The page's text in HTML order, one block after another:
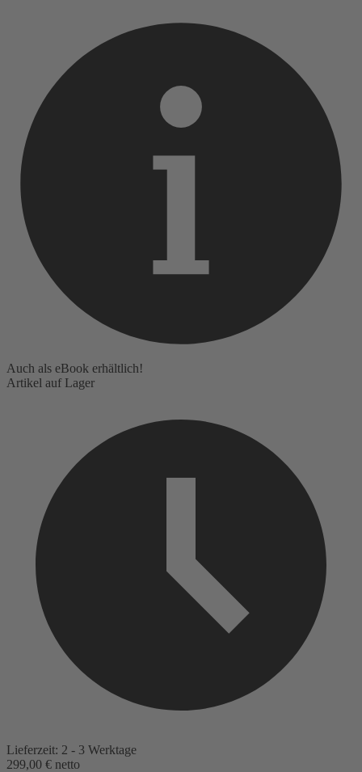
Auch als eBook erhältlich!
Artikel auf Lager
Lieferzeit: 2 - 3 Werktage
299,00 € netto